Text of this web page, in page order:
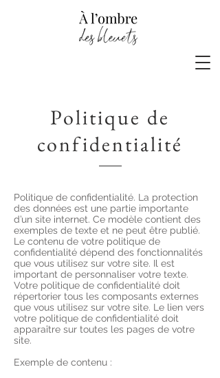
Politique de
confidentialité
Politique de confidentialité. La protection
des données est une partie importante
d’un site internet. Ce modèle contient des
exemples de texte et ne peut être publié.
Le contenu de votre politique de
confidentialité dépend des fonctionnalités
que vous utilisez sur votre site. Il est
important de personnaliser votre texte.
Votre politique de confidentialité doit
répertorier tous les composants externes
que vous utilisez sur votre site. Le lien vers
votre politique de confidentialité doit
apparaître sur toutes les pages de votre
site.
Exemple de contenu :